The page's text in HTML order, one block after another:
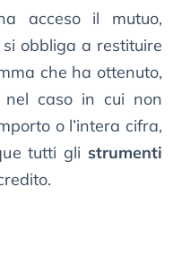
acceso il mutuo,
si obbliga a restituire
che ha ottenuto,
nel caso in cui non
o l’intera cifra,
tutti gli strumenti